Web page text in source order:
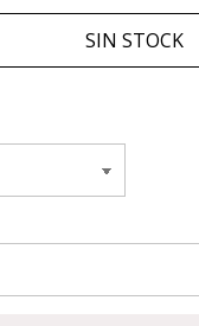
SIN STOCK